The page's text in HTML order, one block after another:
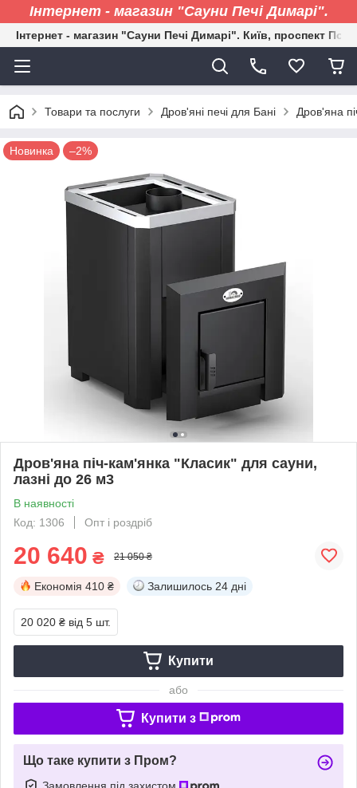
Інтернет - магазин "Сауни Печі Димарі".
Інтернет - магазин "Сауни Печі Димарі". Київ, проспект
Товари та послуги Дров'яні печі для Бані Дров'яна
Новинка –2%
Дров'яна піч-кам'янка "Класик" для сауни,
лазні до 26 м3
В наявності
Код: 1306
Опт і роздріб
20 640 ₴ 21 050 ₴
Економія 410 ₴ Залишилось 24 дні
20 020 ₴ від 5 шт.
Купити
або
Купити з
Що таке купити з Пром?
Замовлення під захистом